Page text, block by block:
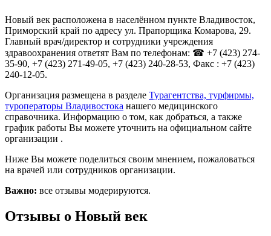
Новый век расположена в населённом пункте Владивосток,
Приморский край по адресу ул. Прапорщика Комарова, 29.
Главный врач/директор и сотрудники учреждения
здравоохранения ответят Вам по телефонам: ☎ +7 (423) 274-
35-90, +7 (423) 271-49-05, +7 (423) 240-28-53, Факс : +7 (423)
240-12-05.
Организация размещена в разделе Турагентства, турфирмы,
туроператоры Владивостока нашего медицинского
справочника. Информацию о том, как добраться, а также
график работы Вы можете уточнить на официальном сайте
организации .
Ниже Вы можете поделиться своим мнением, пожаловаться
на врачей или сотрудников организации.
Важно: все отзывы модерируются.
Отзывы о Новый век